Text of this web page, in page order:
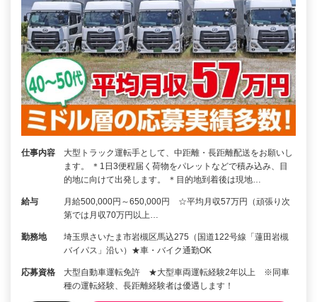
仕事内容
大型トラック運転手として、中距離・長距離配送をお願いし
ます。 ＊1日3便程届く荷物をパレットなどで積み込み、目
的地に向けて出発します。 ＊目的地到着後は現地…
給与
月給500,000円～650,000円 ☆平均月収57万円（頑張り次
第では月収70万円以上…
勤務地
埼玉県さいたま市岩槻区馬込275（国道122号線「蓮田岩槻
バイパス」沿い）★車・バイク通勤OK
応募資格
大型自動車運転免許 ★大型車両運転経験2年以上 ※同車
種の運転経験、長距離経験者は優遇します！